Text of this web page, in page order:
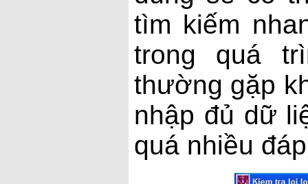
tìm kiếm
trong quá
thường gặp
nhập đủ dữ
quá nhiều